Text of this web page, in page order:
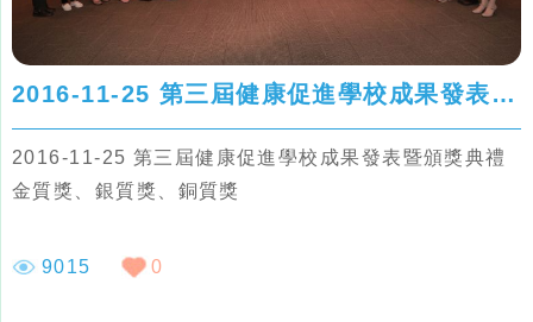
2016-11-25 第三屆健康促進學校成果發表暨頒獎典禮
2016-11-25 第三屆健康促進學校成果發表暨頒獎典禮
金質獎、銀質獎、銅質獎
9015 0